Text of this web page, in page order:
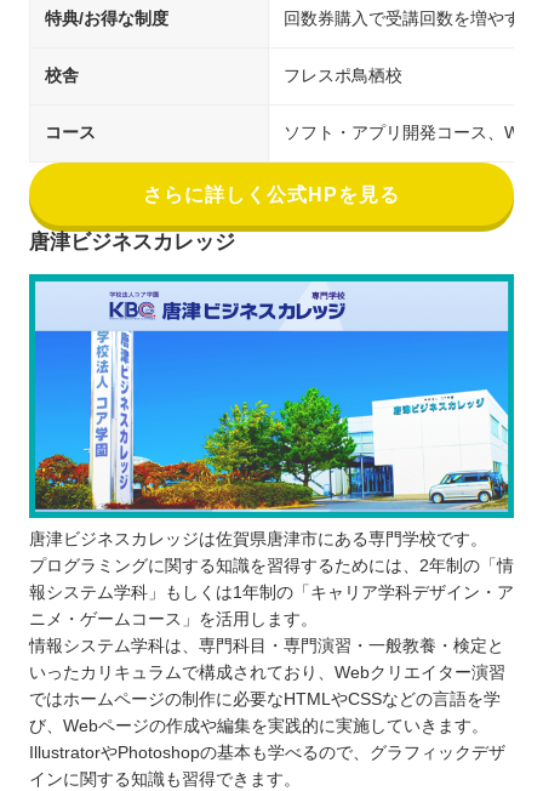
特典/お得な制度 回数券購入で受講回数を増やすこ
校舎 フレスポ鳥栖校
コース ソフト・アプリ開発コース、
さらに詳しく公式HPを見る
唐津ビジネスカレッジ
唐津ビジネスカレッジは佐賀県唐津市にある専門学校です。
プログラミングに関する知識を習得するためには、2年制の「情
報システム学科」もしくは1年制の「キャリア学科デザイン・ア
ニメ・ゲームコース」を活用します。
情報システム学科は、専門科目・専門演習・一般教養・検定と
いったカリキュラムで構成されており、Webクリエイター演習
ではホームページの制作に必要なHTMLやCSSなどの言語を学
び、Webページの作成や編集を実践的に実施していきます。
IllustratorやPhotoshopの基本も学べるので、グラフィックデザ
インに関する知識も習得できます。